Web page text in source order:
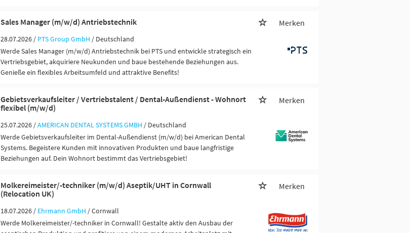
Sales Manager (m/w/d) Antriebstechnik Merken
28.07.2026 / PTS Group GmbH / Deutschland
Werde Sales Manager (m/w/d) Antriebstechnik bei PTS und entwickle strategisch ein
Vertriebsgebiet, akquiriere Neukunden und baue bestehende Beziehungen aus.
Genieße ein flexibles Arbeitsumfeld und attraktive Benefits!
Gebietsverkaufsleiter / Vertriebstalent / Dental-Außendienst - Wohnort
flexibel (m/w/d)
Merken
25.07.2026 /AMERICAN DENTAL SYSTEMS GMBH / Deutschland
Werde Gebietsverkaufsleiter im Dental-Außendienst (m/w/d) bei American Dental
Systems. Begeistere Kunden mit innovativen Produkten und baue langfristige
Beziehungen auf. Dein Wohnort bestimmt das Vertriebsgebiet!
Molkereimeister/-techniker (m/w/d) Aseptik/UHT in Cornwall
(Relocation UK)
Merken
18.07.2026 / Ehrmann GmbH / Cornwall
Werde Molkereimeister/-techniker in Cornwall! Gestalte aktiv den Ausbau der